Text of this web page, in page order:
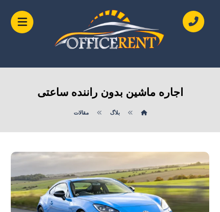
اجاره ماشین بدون راننده ساعتی
بلاگ مقالات